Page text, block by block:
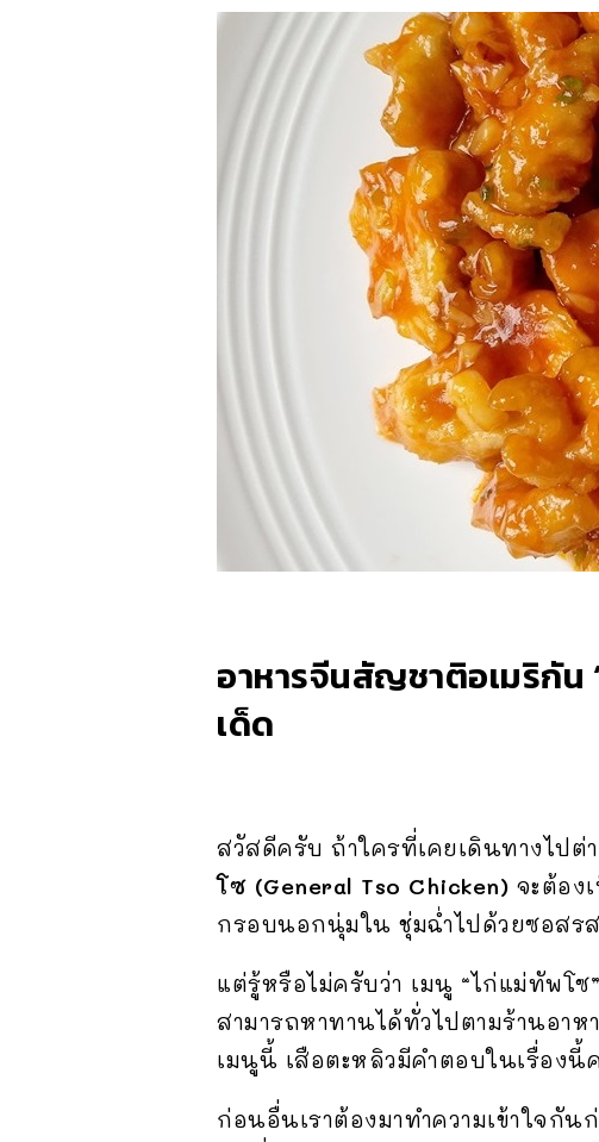
อาหารจีนสัญชาติอเมริกัน
เด็ด
สวัสดีครับ ถ้าใครที่เคยเดินทางไปต่
โซ (General Tso Chicken) จะต้อง
กรอบนอกนุ่มใน ชุ่มฉ่ำไปด้วยซอสร
แต่รู้หรือไม่ครับว่า เมนู “ไก่แม่ทัพโ
สามารถหาทานได้ทั่วไปตามร้านอา
เมนูนี้ เสือตะหลิวมีคำตอบในเรื่องนี้
ก่อนอื่นเราต้องมาทำความเข้าใจกั